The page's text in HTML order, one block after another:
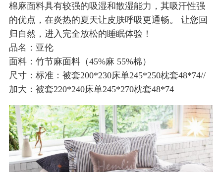
棉麻面料具有较强的吸湿和散湿能力，其吸汗性强
的优点，在炎热的夏天让皮肤呼吸更通畅。 让您回
归自然，进入完全放松的睡眠体验！
品名：亚伦
面料：竹节麻面料（45%麻 55%棉）
尺寸：标准：被套200*230床单245*250枕套48*74//
加大：被套220*240床单245*270枕套48*74